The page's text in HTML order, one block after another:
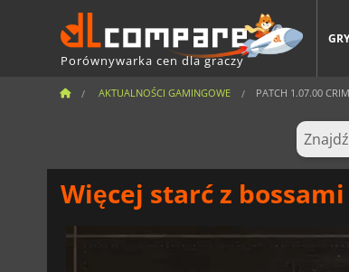
Porównywarka cen dla graczy
GRY
AKTUALNOŚCI GAMINGOWE PATCH 1.07.00
Więcej starć z